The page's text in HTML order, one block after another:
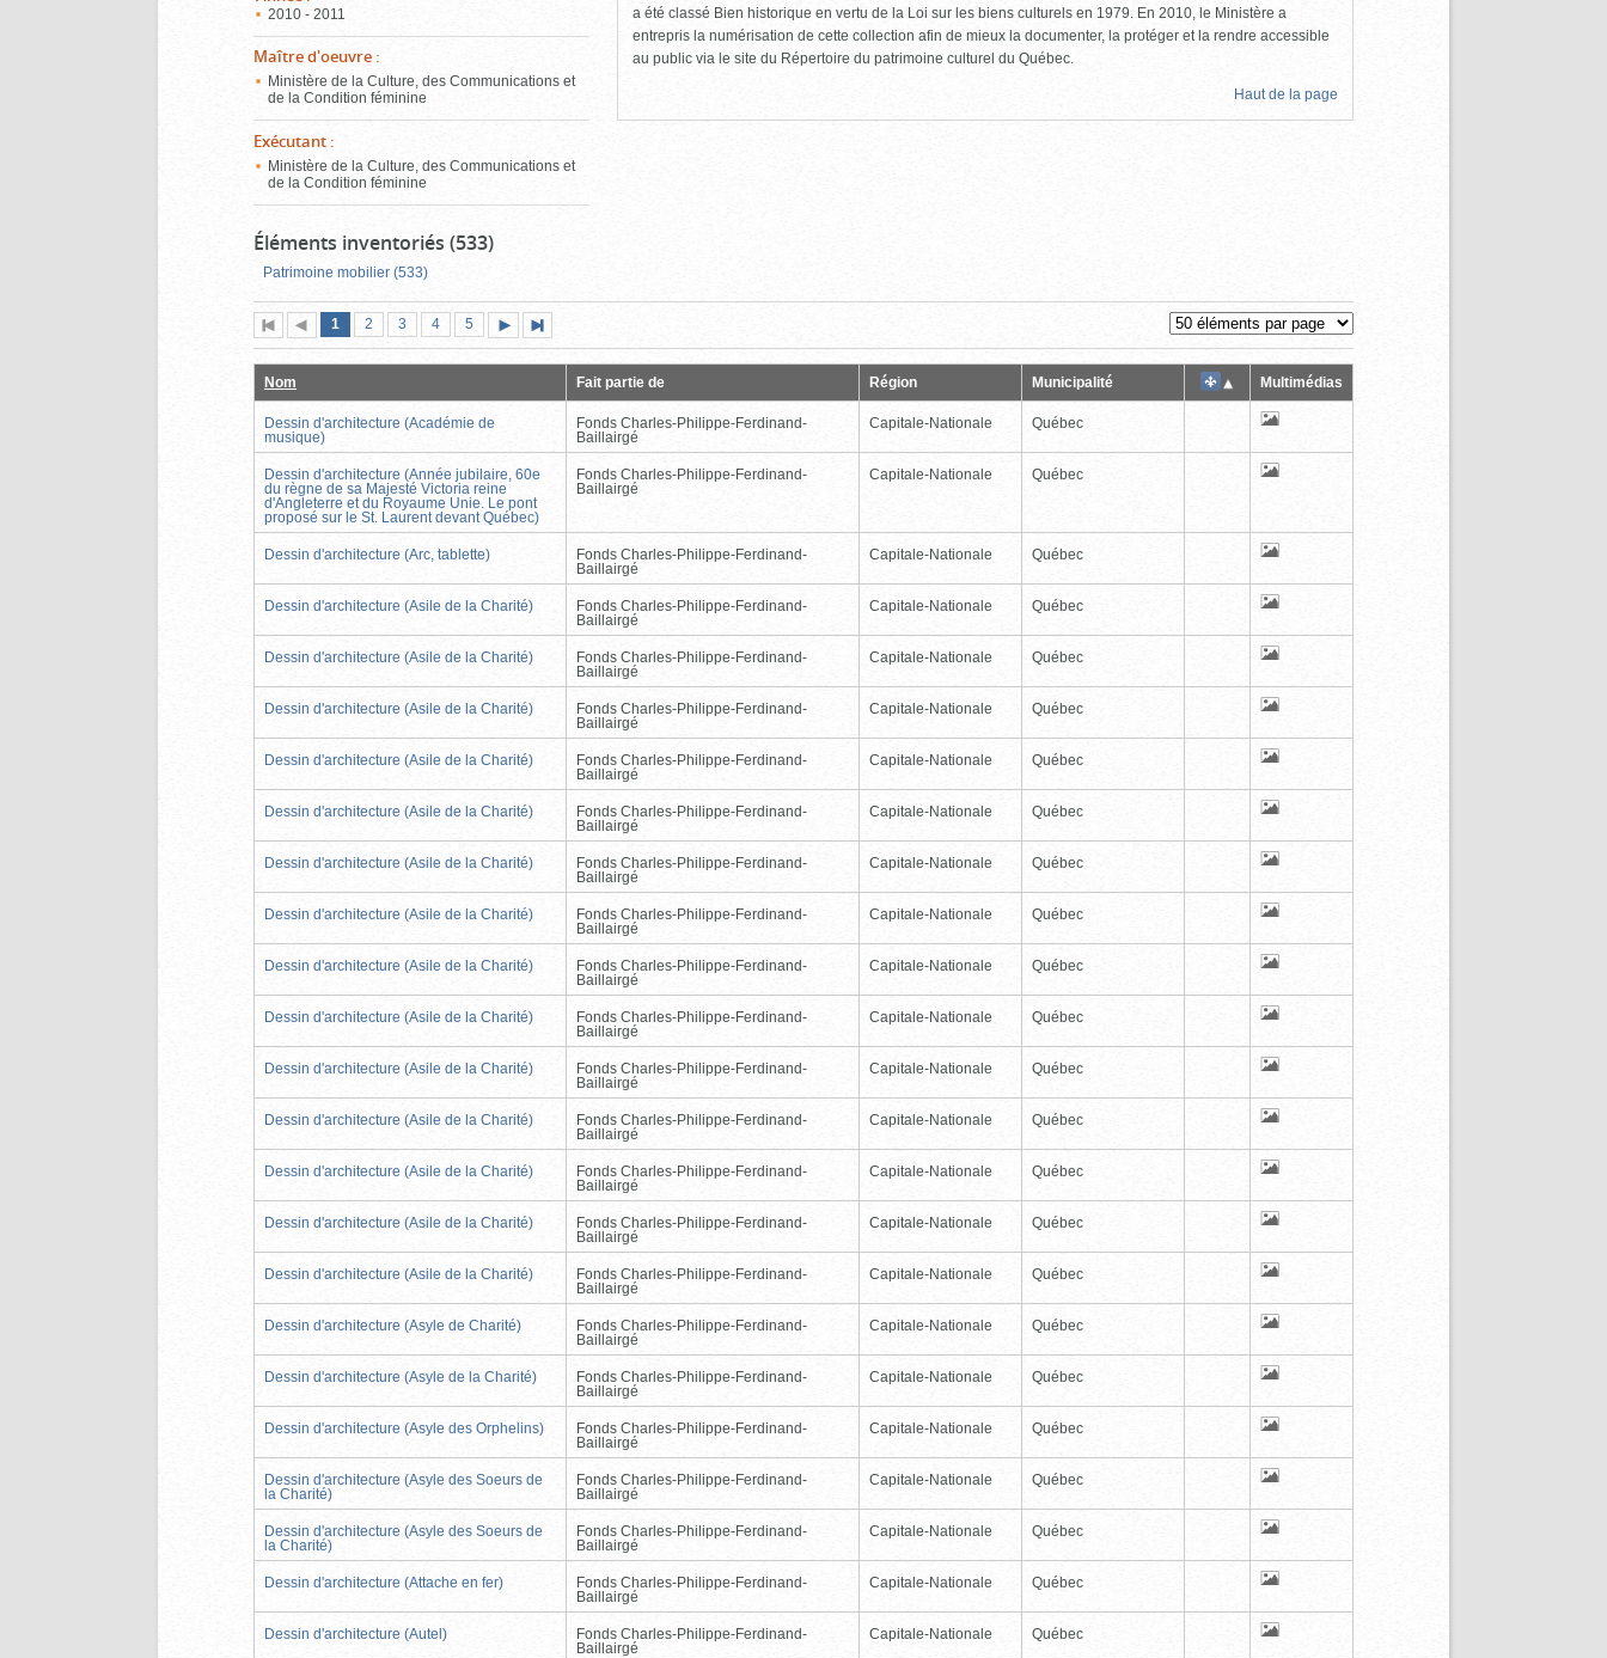
2010 - 2011
Maître d'oeuvre :
Ministère de la Culture, des Communications et
de la Condition féminine
Exécutant :
Ministère de la Culture, des Communications et
de la Condition féminine
a été classé Bien historique en vertu de la Loi sur les biens culturels en 1979. En 2010, le Ministère a
entrepris la numérisation de cette collection afin de mieux la documenter, la protéger et la rendre accessible
au public via le site du Répertoire du patrimoine culturel du Québec.
Haut de la page
Éléments inventoriés (533)
Patrimoine mobilier (533)
Première
page
Page
précédente
Page
1 (page
actuelle)
Page
2 Page
3 Page
4 Page
5
suivante
page
Nom Fait partie de Région Municipalité Multimédias
Dessin d'architecture (Académie de
musique)
Fonds Charles-Philippe-Ferdinand-
Baillairgé
Capitale-Nationale Québec
Dessin d'architecture (Année jubilaire, 60e
du règne de sa Majesté Victoria reine
d'Angleterre et du Royaume Unie. Le pont
proposé sur le St. Laurent devant Québec)
Fonds Charles-Philippe-Ferdinand-
Baillairgé
Capitale-Nationale Québec
Dessin d'architecture (Arc, tablette)
Fonds Charles-Philippe-Ferdinand-
Baillairgé
Capitale-Nationale Québec
Dessin d'architecture (Asile de la Charité)
Fonds Charles-Philippe-Ferdinand-
Baillairgé
Capitale-Nationale Québec
Dessin d'architecture (Asile de la Charité)
Fonds Charles-Philippe-Ferdinand-
Baillairgé
Capitale-Nationale Québec
Dessin d'architecture (Asile de la Charité)
Fonds Charles-Philippe-Ferdinand-
Baillairgé
Capitale-Nationale Québec
Dessin d'architecture (Asile de la Charité)
Fonds Charles-Philippe-Ferdinand-
Baillairgé
Capitale-Nationale Québec
Dessin d'architecture (Asile de la Charité)
Fonds Charles-Philippe-Ferdinand-
Baillairgé
Capitale-Nationale Québec
Dessin d'architecture (Asile de la Charité)
Fonds Charles-Philippe-Ferdinand-
Baillairgé
Capitale-Nationale Québec
Dessin d'architecture (Asile de la Charité)
Fonds Charles-Philippe-Ferdinand-
Baillairgé
Capitale-Nationale Québec
Dessin d'architecture (Asile de la Charité)
Fonds Charles-Philippe-Ferdinand-
Baillairgé
Capitale-Nationale Québec
Dessin d'architecture (Asile de la Charité)
Fonds Charles-Philippe-Ferdinand-
Baillairgé
Capitale-Nationale Québec
Dessin d'architecture (Asile de la Charité)
Fonds Charles-Philippe-Ferdinand-
Baillairgé
Capitale-Nationale Québec
Dessin d'architecture (Asile de la Charité)
Fonds Charles-Philippe-Ferdinand-
Baillairgé
Capitale-Nationale Québec
Dessin d'architecture (Asile de la Charité)
Fonds Charles-Philippe-Ferdinand-
Baillairgé
Capitale-Nationale Québec
Dessin d'architecture (Asile de la Charité)
Fonds Charles-Philippe-Ferdinand-
Baillairgé
Capitale-Nationale Québec
Dessin d'architecture (Asile de la Charité)
Fonds Charles-Philippe-Ferdinand-
Baillairgé
Capitale-Nationale Québec
Dessin d'architecture (Asyle de Charité)
Fonds Charles-Philippe-Ferdinand-
Baillairgé
Capitale-Nationale Québec
Dessin d'architecture (Asyle de la Charité)
Fonds Charles-Philippe-Ferdinand-
Baillairgé
Capitale-Nationale Québec
Dessin d'architecture (Asyle des Orphelins)
Fonds Charles-Philippe-Ferdinand-
Baillairgé
Capitale-Nationale Québec
Dessin d'architecture (Asyle des Soeurs de
la Charité)
Fonds Charles-Philippe-Ferdinand-
Baillairgé
Capitale-Nationale Québec
Dessin d'architecture (Asyle des Soeurs de
la Charité)
Fonds Charles-Philippe-Ferdinand-
Baillairgé
Capitale-Nationale Québec
Dessin d'architecture (Attache en fer)
Fonds Charles-Philippe-Ferdinand-
Baillairgé
Capitale-Nationale Québec
Dessin d'architecture (Autel)
Fonds Charles-Philippe-Ferdinand-
Baillairgé
Capitale-Nationale Québec